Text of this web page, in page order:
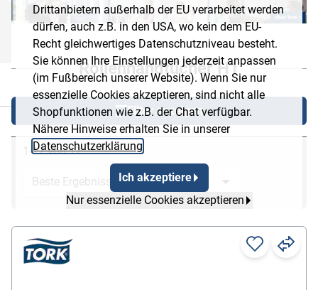
Drittanbietern außerhalb der EU verarbeitet werden
dürfen, auch z.B. in den USA, wo kein dem EU-
Recht gleichwertiges Datenschutzniveau besteht.
Sie können Ihre Einstellungen jederzeit anpassen
(im Fußbereich unserer Website). Wenn Sie nur
essenzielle Cookies akzeptieren, sind nicht alle
Shopfunktionen wie z.B. der Chat verfügbar.
Nähere Hinweise erhalten Sie in unserer
Datenschutzerklärung
Ich akzeptiere
Nur essenzielle Cookies akzeptieren
Tork Markenshop - Ãœber Tork
Rollenhandtücher H1
Filter anzeigen
1-12 von 12